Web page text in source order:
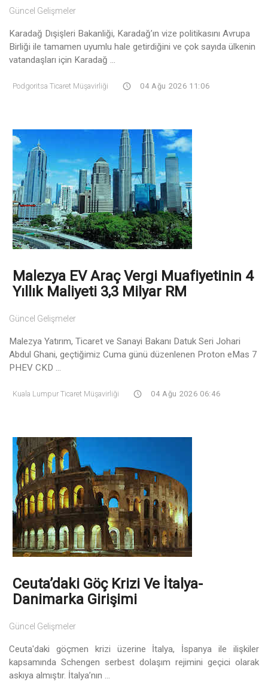
Güncel Gelişmeler
Karadağ Dışişleri Bakanliği, Karadağ’ın vize politikasını Avrupa
Birliği ile tamamen uyumlu hale getirdiğini ve çok sayıda ülkenin
vatandaşları için Karadağ ...
Podgoritsa Ticaret Müşavirliği 04 Ağu 2026 11:06
Malezya EV Araç Vergi Muafiyetinin 4
Yıllık Maliyeti 3,3 Milyar RM
Güncel Gelişmeler
Malezya Yatırım, Ticaret ve Sanayi Bakanı Datuk Seri Johari
Abdul Ghani, geçtiğimiz Cuma günü düzenlenen Proton eMas 7
PHEV CKD ...
Kuala Lumpur Ticaret Müşavirliği 04 Ağu 2026 06:46
Ceuta’daki Göç Krizi Ve İtalya-
Danimarka Girişimi
Güncel Gelişmeler
Ceuta'daki göçmen krizi üzerine İtalya, İspanya ile ilişkiler
kapsamında Schengen serbest dolaşım rejimini geçici olarak
askıya almıştır. İtalya’nın ...